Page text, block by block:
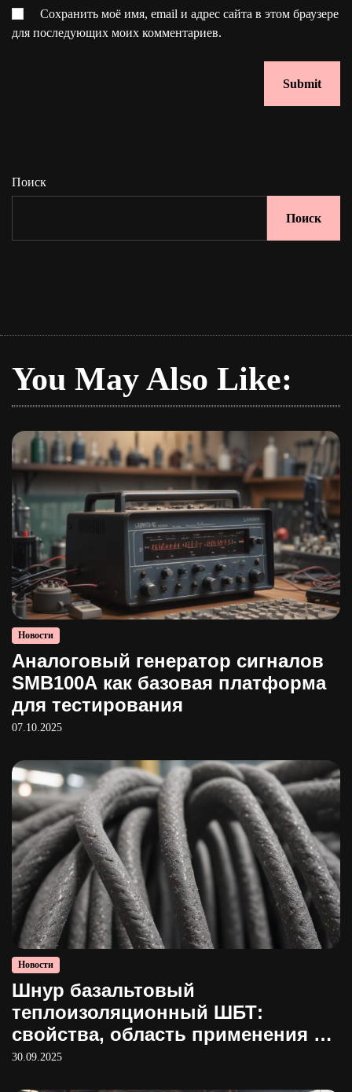
Сохранить моё имя, email и адрес сайта в этом браузере
для последующих моих комментариев.
Поиск
Поиск
You May Also Like:
Новости
Аналоговый генератор сигналов
SMB100A как базовая платформа
для тестирования
07.10.2025
Новости
Шнур базальтовый
теплоизоляционный ШБТ:
свойства, область применения и
производство
30.09.2025